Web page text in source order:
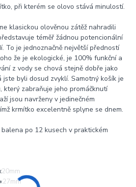
při kterém se olovo stává minulostí.
klasickou olověnou zátěž nahradili
téměř žádnou potencionální
To je jednoznačně největší předností
že je ekologické, je 100% funkční a
z vody se chová stejně dobře jako
byli dosud zvyklí. Samotný košík je
který zabraňuje jeho promáčknutí
jsou navrženy v jedinečném
krmítko excelentně splyne se dnem.
po 12 kusech v praktickém